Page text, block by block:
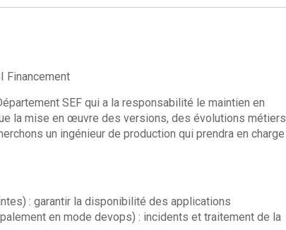
Financement
SEF qui a la responsabilité le maintien en
la mise en œuvre des versions, des évolutions métiers
un ingénieur de production qui prendra en charge
: garantir la disponibilité des applications
en mode devops) : incidents et traitement de la